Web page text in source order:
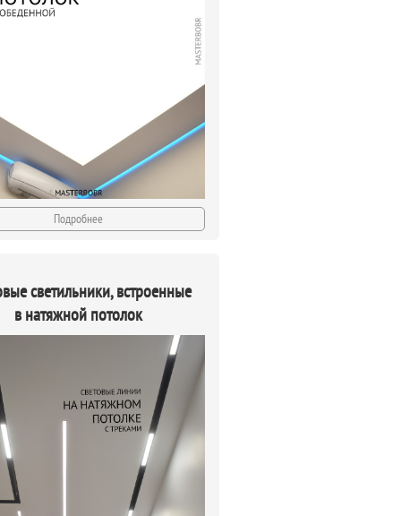
Подробнее
светильники, встроенные
в натяжной потолок